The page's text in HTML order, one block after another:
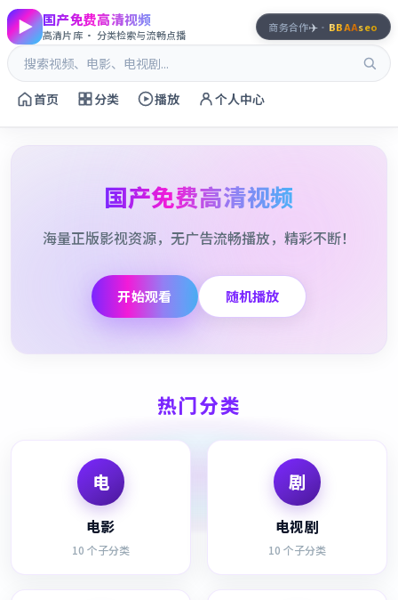
国产免费高清视频
高清片库 · 分类检索与流畅点播
首页 分类 播放 个人中心
商务合作✈️ · BBAAseo
国产免费高清视频
海量正版影视资源，无广告流畅播放，精彩不断！
开始观看 随机播放
热门分类
电
电影
10 个子分类
剧
电视剧
10 个子分类